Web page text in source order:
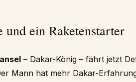
ein Raketenstarter
– Dakar-König – fährt jetzt
Mann hat mehr Dakar-